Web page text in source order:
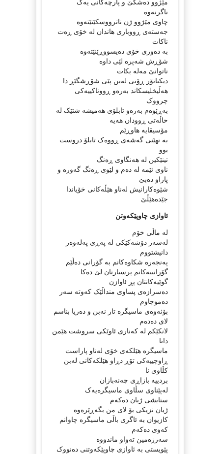
مێژوو دەشکێ و پارچەکانی یەک
ناگرنەوە
چاوی مێژوو ژن ناترووسکێنێتەوە
جەستەی ڕووباری هاندان لە خۆی ڕەت
ناکات
بە دەوری خۆی دەیسووڕێنێتەوە
شۆڕش شەپرە لێی داوە
ناتوانێ مەلە بکات
دیکتاتۆر ڕۆنی لەبن پێی شۆڕشگێڕ دا
هەڵیخلیسکاند بەرەو ڕووناکییەکی
چرووک
بەڕێوەم بەرەو تابلۆی هەمیشە شتێک لە
حاڵەتی ڕوودان هەیە
مۆسیقایە هاوڕێم
بە نهێنی گەشەی ڕووەک تابلۆ دروست
بوو
تینێکین لە هەنگاوی ڕەنگ
ناوی ئێمە لە دەم و لێوی ڕەنگ گەورە و
پاراو دەبێ
شێوەکارانیش لەناو هێڵەکانی خۆیاندا
جێدەهێڵێ
ئاوازی چاوپێکەوتن
لە ماڵی خۆم
لەسەر دۆشەکێکی لە پەڕی پەلەوەر
دانیشتووم
پەنجەرە شکاوەکانم بە گۆرانی دەڵێم
گۆرانییەکانم پرسیارتان لێ دەکا
گوێیەکانتان پڕ ئاوازن
دەسرازەی پساوی منداڵێک کەوتە سەر
دەموچاوم
بۆئەوەی ماسیگرە تار نەبن و دەریا بناسم
لای دەدەم
لانکێکم لە کەناری ئاوێکی سروشت هێمن
دانا
ماسیگرە هێلکەی خۆی لەناو پاراست
ڕاوچییەکی تۆڕ دڕاو هێلکەکانی لەبن
کڵاوی نا
بردییە بازاڕی چەنەبازان
لەپێناوی سڵاوی ماسیگرەیەک
ستایشی ژیان دەکەم
ژیان نزیکی بۆ لای من بگەڕێرەوە
کازیوان بە ئاگری باڵی ماسیگرە چاوانم
کەوی دەکەم
سەرزەمین تەواو ماندووە
پێویستی بە ئاوازی چاوپێکەوتنی دەنووک